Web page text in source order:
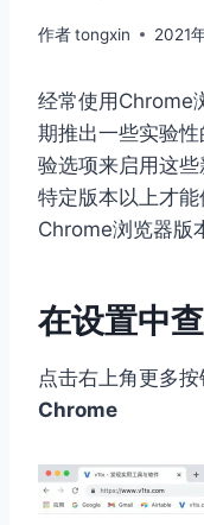
作者tongxin 2021
经常使用Chrome
期推出一些实验
验选项来启用这
特定版本以上才
Chrome浏览器版
在设置中
点击右上角更多
Chrome